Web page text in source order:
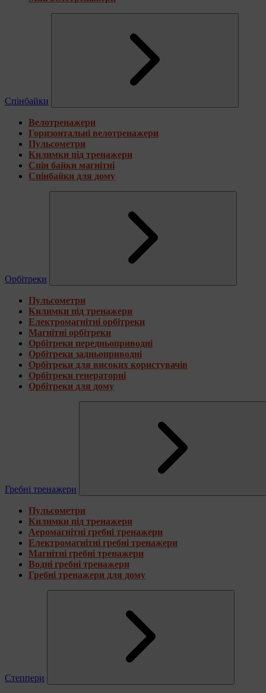
Спінбайки
Велотренажери
Горизонтальні велотренажери
Пульсометри
Килимки під тренажери
Спін байки магнітні
Спінбайки для дому
Орбітреки
Пульсометри
Килимки під тренажери
Електромагнітні орбітреки
Магнітні орбітреки
Орбітреки передньоприводні
Орбітреки задньоприводні
Орбітреки для високих користувачів
Орбітреки генераторні
Орбітреки для дому
Гребні тренажери
Пульсометри
Килимки під тренажери
Аеромагнітні гребні тренажери
Електромагнітні гребні тренажери
Магнітні гребні тренажери
Водні гребні тренажери
Гребні тренажери для дому
Степпери